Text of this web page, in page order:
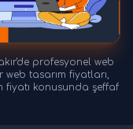
profesyonel web
web tasarım fiyatları,
fiyatı konusunda şeffaf